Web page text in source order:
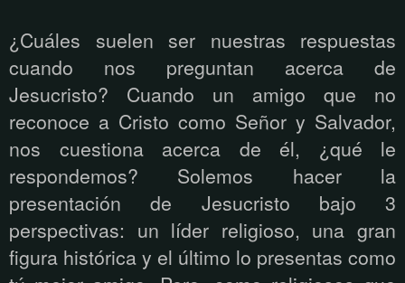
¿Cuáles suelen ser nuestras respuestas
cuando nos preguntan acerca de
Jesucristo? Cuando un amigo que no
reconoce a Cristo como Señor y Salvador,
nos cuestiona acerca de él, ¿qué le
respondemos? Solemos hacer la
presentación de Jesucristo bajo 3
perspectivas: un líder religioso, una gran
figura histórica y el último lo presentas como